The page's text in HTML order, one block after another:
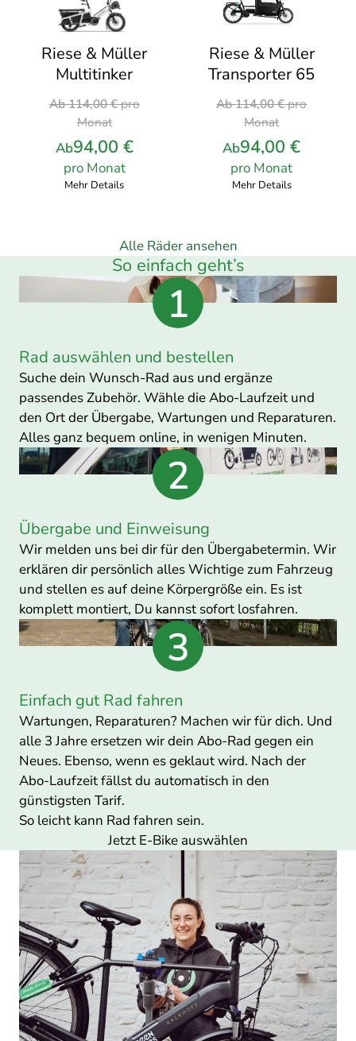
ANGEBOT
Riese & Müller
Multitinker
Ab114,00€pro
Monat
Ursprünglicher
Preis
war:
114,00 €
pro
Ab94,00 €
pro Monat
Mehr Details
ANGEBOT
Riese & Müller
Transporter 65
Ab114,00€pro
Monat
Ursprünglicher
Preis
war:
114,00 €
pro
Ab94,00€
pro Monat
Mehr Details
Alle Räder ansehen
So einfach geht’s
Rad auswählen und bestellen
Suche dein Wunsch-Rad aus und ergänze
passendes Zubehör. Wähle die Abo-Laufzeit und
den Ort der Übergabe, Wartungen und Reparaturen.
Alles ganz bequem online, in wenigen Minuten.
Übergabe und Einweisung
Wir melden uns bei dir für den Übergabetermin. Wir
erklären dir persönlich alles Wichtige zum Fahrzeug
und stellen es auf deine Körpergröße ein. Es ist
komplett montiert, Du kannst sofort losfahren.
Einfach gut Rad fahren
Wartungen, Reparaturen? Machen wir für dich. Und
alle 3 Jahre ersetzen wir dein Abo-Rad gegen ein
Neues. Ebenso, wenn es geklaut wird. Nach der
Abo-Laufzeit fällst du automatisch in den
günstigsten Tarif.
So leicht kann Rad fahren sein.
Jetzt E-Bike auswählen